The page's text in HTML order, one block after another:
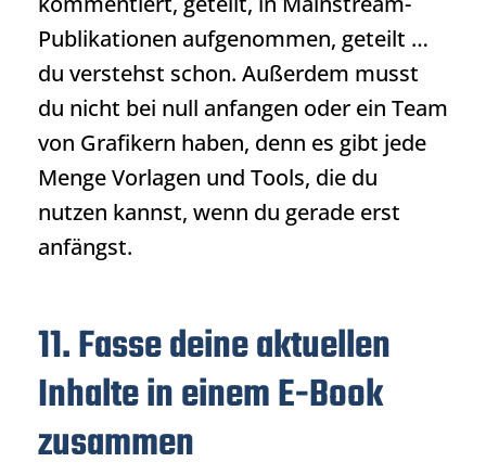
Publikationen aufgenommen, geteilt …
du verstehst schon. Außerdem musst
du nicht bei null anfangen oder ein Team
von Grafikern haben, denn es gibt jede
Menge Vorlagen und Tools, die du
nutzen kannst, wenn du gerade erst
anfängst.
11. Fasse deine aktuellen
Inhalte in einem E-Book
zusammen